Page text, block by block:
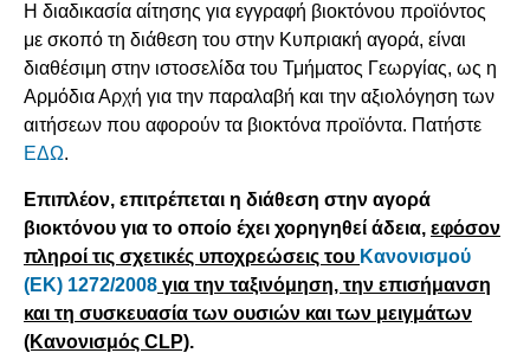
Η διαδικασία αίτησης για εγγραφή βιοκτόνου προϊόντος
με σκοπό τη διάθεση του στην Κυπριακή αγορά, είναι
διαθέσιμη στην ιστοσελίδα του Τμήματος Γεωργίας, ως η
Αρμόδια Αρχή για την παραλαβή και την αξιολόγηση των
αιτήσεων που αφορούν τα βιοκτόνα προϊόντα. Πατήστε
ΕΔΩ.
Επιπλέον, επιτρέπεται η διάθεση στην αγορά
βιοκτόνου για το οποίο έχει χορηγηθεί άδεια, εφόσον
πληροί τις σχετικές υποχρεώσεις του Κανονισμού
(ΕΚ) 1272/2008 για την ταξινόμηση, την επισήμανση
και τη συσκευασία των ουσιών και των μειγμάτων
(Κανονισμός CLP).